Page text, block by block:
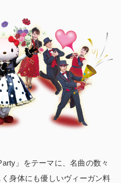
」をテーマに、名曲の数々
身体にも優しいヴィーガン料